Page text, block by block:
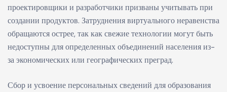
проектировщики и разработчики призваны учитывать при
создании продуктов. Затруднения виртуального неравенства
обращаются острее, так как свежие технологии могут быть
недоступны для определенных объединений населения из-
за экономических или географических преград.
Сбор и усвоение персональных сведений для образования